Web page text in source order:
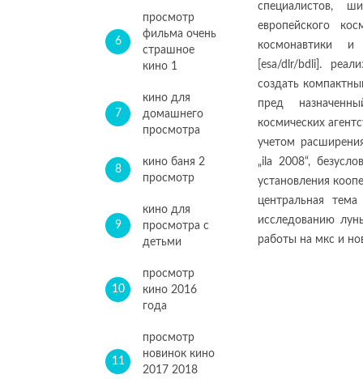
6
просмотр
фильма очень
страшное
кино 1
7
кино для
домашнего
просмотра
8
кино баня 2
просмотр
9
кино для
просмотра с
детьми
10
просмотр
кино 2016
года
11
просмотр
новинок кино
2017 2018
специалистов,
европейского
космонавтики
[esa/dlr/bdli].
создать
пред
космических
учетом
„ila 2008“,
установления
центральная
исследованию
работы на мкс и